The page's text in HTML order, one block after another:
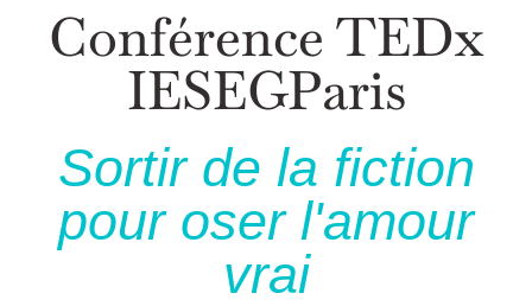
Conférence TEDx
IESEGParis
Sortir de la fiction
pour oser l'amour
vrai